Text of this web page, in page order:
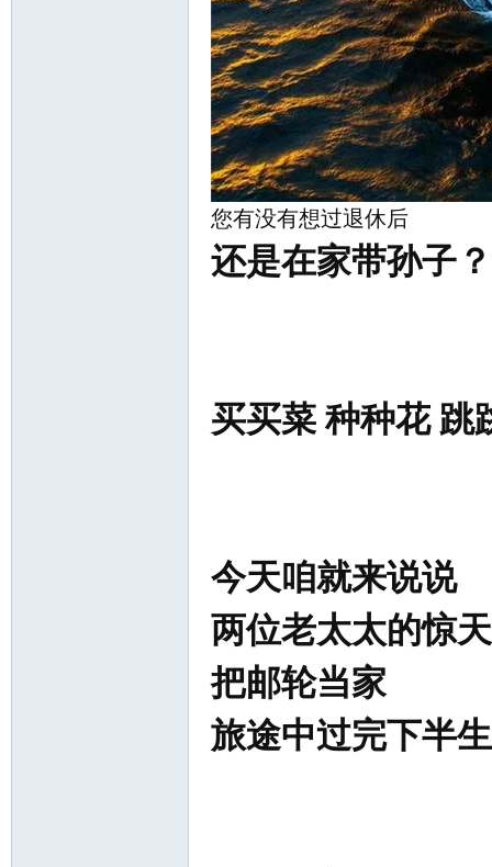
您有没有想过退休后
还是在家带孙子？
买买菜 种种花 跳
今天咱就来说说
两位老太太的惊
把邮轮当家
旅途中过完下半生